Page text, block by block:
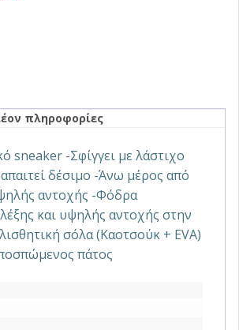
πληροφορίες
sneaker -Σφίγγει με λάστιχο
δέσιμο -Άνω μέρος από
αντοχής -Φόδρα
και υψηλής αντοχής στην
σόλα (Καοτσούκ + EVA)
πάτος